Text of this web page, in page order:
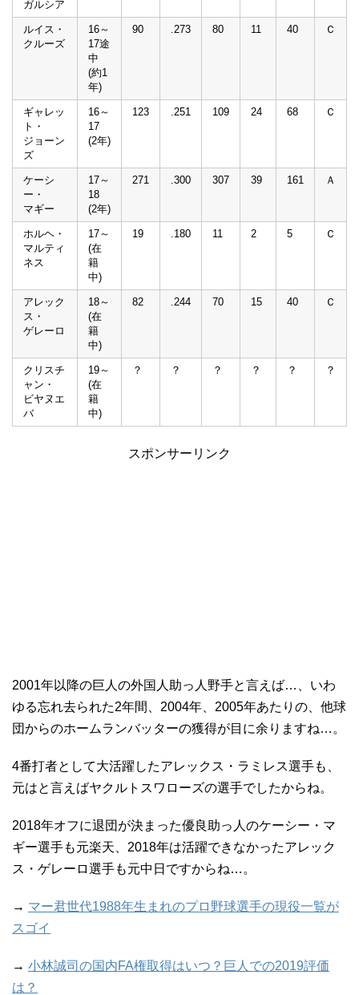
ガルシア
ルイス・
クルーズ
16～
17途
中
(約1
年)
90 .273 80 11 40 Ｃ
ギャレッ
ト・
ジョーン
ズ
16～
17
(2年)
123 .251 109 24 68 Ｃ
ケーシ
ー・
マギー
17～
18
(2年)
271 .300 307 39 161 Ａ
ホルヘ・
マルティ
ネス
17～
(在
籍
中)
19 .180 11 2 5 Ｃ
アレック
ス・
ゲレーロ
18～
(在
籍
中)
82 .244 70 15 40 Ｃ
クリスチ
ャン・
ビヤヌエ
バ
19～
(在
籍
中)
？ ？ ？ ？ ？ ？
スポンサーリンク
2001年以降の巨人の外国人助っ人野手と言えば…、いわ
ゆる忘れ去られた2年間、2004年、2005年あたりの、他球
団からのホームランバッターの獲得が目に余りますね…。
4番打者として大活躍したアレックス・ラミレス選手も、
元はと言えばヤクルトスワローズの選手でしたからね。
2018年オフに退団が決まった優良助っ人のケーシー・マ
ギー選手も元楽天、2018年は活躍できなかったアレック
ス・ゲレーロ選手も元中日ですからね…。
→ マー君世代1988年生まれのプロ野球選手の現役一覧が
スゴイ
→ 小林誠司の国内FA権取得はいつ？巨人での2019評価
は？